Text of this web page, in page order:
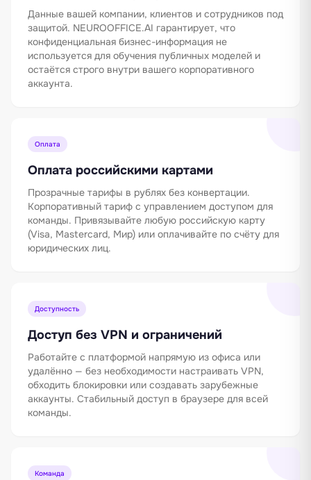
Данные вашей компании, клиентов и сотрудников под
защитой. NEUROOFFICE.AI гарантирует, что
конфиденциальная бизнес-информация не
используется для обучения публичных моделей и
остаётся строго внутри вашего корпоративного
аккаунта.
Оплата
Оплата российскими картами
Прозрачные тарифы в рублях без конвертации.
Корпоративный тариф с управлением доступом для
команды. Привязывайте любую российскую карту
(Visa, Mastercard, Мир) или оплачивайте по счёту для
юридических лиц.
Доступность
Доступ без VPN и ограничений
Работайте с платформой напрямую из офиса или
удалённо — без необходимости настраивать VPN,
обходить блокировки или создавать зарубежные
аккаунты. Стабильный доступ в браузере для всей
команды.
Команда